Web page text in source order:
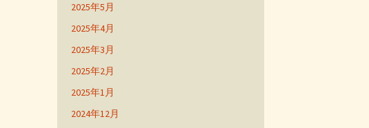
2025年5月
2025年4月
2025年3月
2025年2月
2025年1月
2024年12月